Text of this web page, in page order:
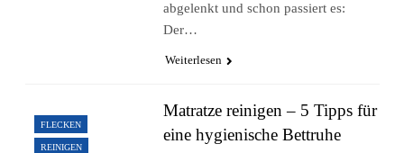
abgelenkt und schon passiert es:
Der…
Weiterlesen
FLECKEN
REINIGEN
Matratze reinigen – 5 Tipps für
eine hygienische Bettruhe